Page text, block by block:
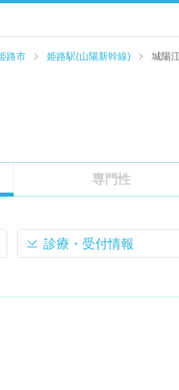
路市 姫路駅(山陽新幹線) 城陽
専門性
診療・受付情報